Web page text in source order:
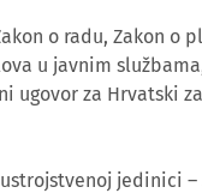
o radu, Zakon o
u javnim
ugovor za Hrvatski
jedinici